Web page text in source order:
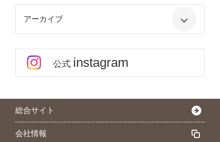
アーカイブ
公式 instagram
総合サイト
会社情報